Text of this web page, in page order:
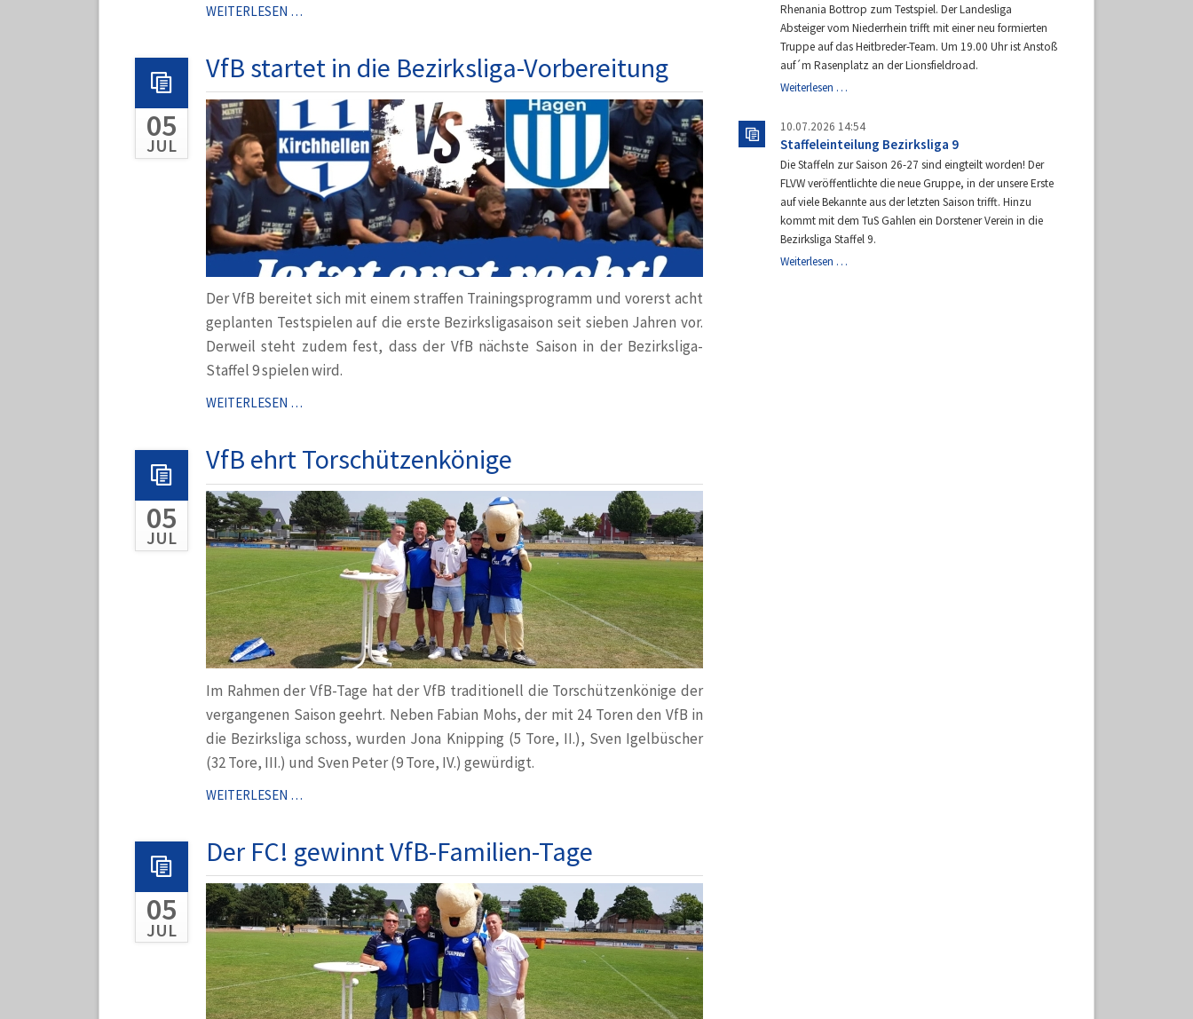
WEITERLESEN …
VfB startet in die Bezirksliga-Vorbereitung
05
JUL
Der VfB bereitet sich mit einem straffen Trainingsprogramm und vorerst acht
geplanten Testspielen auf die erste Bezirksligasaison seit sieben Jahren vor.
Derweil steht zudem fest, dass der VfB nächste Saison in der Bezirksliga-
Staffel 9 spielen wird.
WEITERLESEN …
DIE
BEZIRKSLIGA-
VORBEREITUNG
VfB ehrt Torschützenkönige
05
JUL
Im Rahmen der VfB-Tage hat der VfB traditionell die Torschützenkönige der
vergangenen Saison geehrt. Neben Fabian Mohs, der mit 24 Toren den VfB in
die Bezirksliga schoss, wurden Jona Knipping (5 Tore, II.), Sven Igelbüscher
(32 Tore, III.) und Sven Peter (9 Tore, IV.) gewürdigt.
WEITERLESEN …
Der FC! gewinnt VfB-Familien-Tage
05
JUL
Rhenania Bottrop zum Testspiel. Der Landesliga
Absteiger vom Niederrhein trifft mit einer neu formierten
Truppe auf das Heitbreder-Team. Um 19.00 Uhr ist Anstoß
auf´m Rasenplatz an der Lionsfieldroad.
Weiterlesen …
Test
gegen
Rhenania
10.07.2026 14:54
Staffeleinteilung Bezirksliga 9
Die Staffeln zur Saison 26-27 sind eingteilt worden! Der
FLVW veröffentlichte die neue Gruppe, in der unsere Erste
auf viele Bekannte aus der letzten Saison trifft. Hinzu
kommt mit dem TuS Gahlen ein Dorstener Verein in die
Bezirksliga Staffel 9.
Weiterlesen …